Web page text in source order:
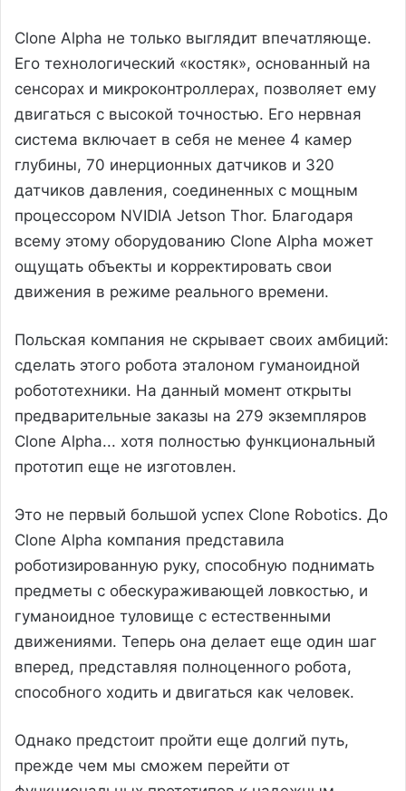
Clone Alpha не только выглядит впечатляюще.
Его технологический «костяк», основанный на
сенсорах и микроконтроллерах, позволяет ему
двигаться с высокой точностью. Его нервная
система включает в себя не менее 4 камер
глубины, 70 инерционных датчиков и 320
датчиков давления, соединенных с мощным
процессором NVIDIA Jetson Thor. Благодаря
всему этому оборудованию Clone Alpha может
ощущать объекты и корректировать свои
движения в режиме реального времени.
Польская компания не скрывает своих амбиций:
сделать этого робота эталоном гуманоидной
робототехники. На данный момент открыты
предварительные заказы на 279 экземпляров
Clone Alpha... хотя полностью функциональный
прототип еще не изготовлен.
Это не первый большой успех Clone Robotics. До
Clone Alpha компания представила
роботизированную руку, способную поднимать
предметы с обескураживающей ловкостью, и
гуманоидное туловище с естественными
движениями. Теперь она делает еще один шаг
вперед, представляя полноценного робота,
способного ходить и двигаться как человек.
Однако предстоит пройти еще долгий путь,
прежде чем мы сможем перейти от